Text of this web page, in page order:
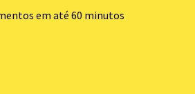
em até 60 minutos